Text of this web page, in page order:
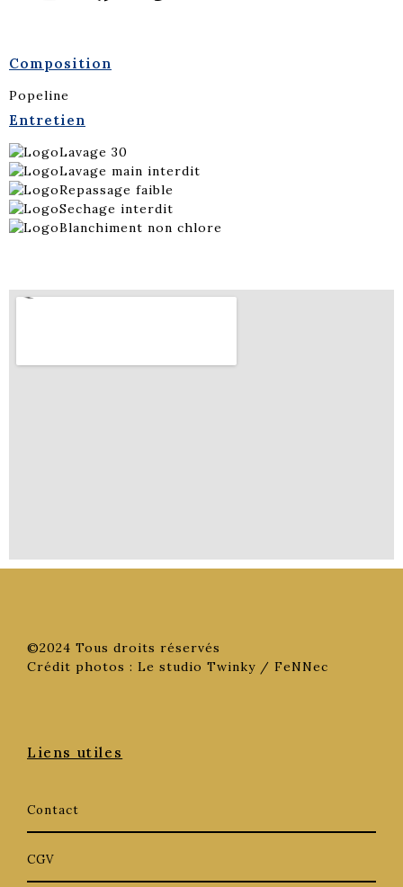
Composition
Popeline
Entretien
Lavage 30
Lavage main interdit
Repassage faible
Sechage interdit
Blanchiment non chlore
©2024 Tous droits réservés
Crédit photos : Le studio Twinky / FeNNec
Liens utiles
Contact
CGV